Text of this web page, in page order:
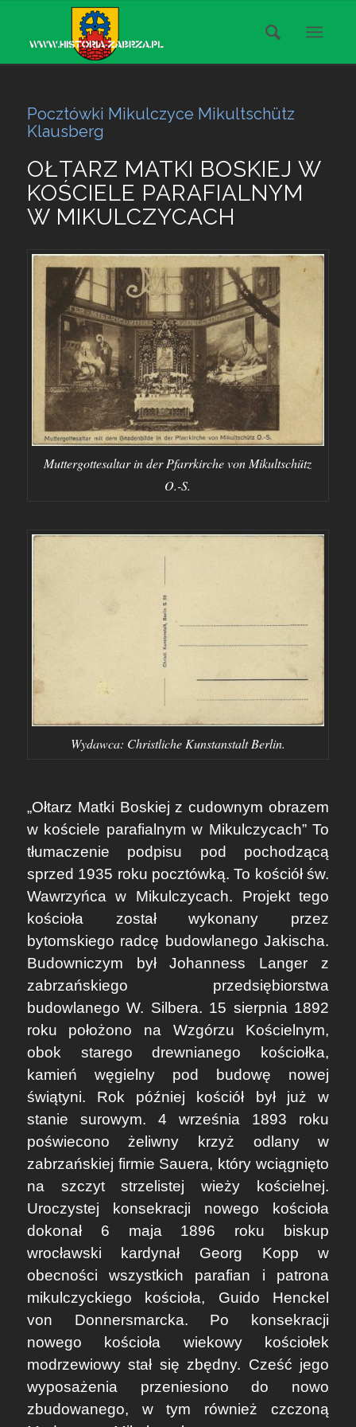
Pocztówki Mikulczyce Mikultschütz
Klausberg
OŁTARZ MATKI BOSKIEJ W
KOŚCIELE PARAFIALNYM
W MIKULCZYCACH
Muttergottesaltar in der Pfarrkirche von Mikultschütz
O.-S.
Wydawca: Christliche Kunstanstalt Berlin.
„Ołtarz Matki Boskiej z cudownym obrazem
w kościele parafialnym w Mikulczycach” To
tłumaczenie podpisu pod pochodzącą
sprzed 1935 roku pocztówką. To kościół św.
Wawrzyńca w Mikulczycach. Projekt tego
kościoła został wykonany przez
bytomskiego radcę budowlanego Jakischa.
Budowniczym był Johanness Langer z
zabrzańskiego przedsiębiorstwa
budowlanego W. Silbera. 15 sierpnia 1892
roku położono na Wzgórzu Kościelnym,
obok starego drewnianego kościołka,
kamień węgielny pod budowę nowej
świątyni. Rok później kościół był już w
stanie surowym. 4 września 1893 roku
poświecono żeliwny krzyż odlany w
zabrzańskiej firmie Sauera, który wciągnięto
na szczyt strzelistej wieży kościelnej.
Uroczystej konsekracji nowego kościoła
dokonał 6 maja 1896 roku biskup
wrocławski kardynał Georg Kopp w
obecności wszystkich parafian i patrona
mikulczyckiego kościoła, Guido Henckel
von Donnersmarcka. Po konsekracji
nowego kościoła wiekowy kościołek
modrzewiowy stał się zbędny. Cześć jego
wyposażenia przeniesiono do nowo
zbudowanego, w tym również czczoną